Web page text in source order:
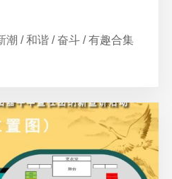
潮 / 和谐 / 奋斗 / 有趣合集